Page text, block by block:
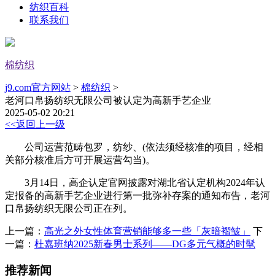
纺织百科
联系我们
棉纺织
j9.com官方网站 > 棉纺织 >
老河口帛扬纺织无限公司被认定为高新手艺企业
2025-05-02 20:21
<<返回上一级
公司运营范畴包罗，纺纱、(依法须经核准的项目，经相
关部分核准后方可开展运营勾当)。
3月14日，高企认定官网披露对湖北省认定机构2024年认
定报备的高新手艺企业进行第一批弥补存案的通知布告，老河
口帛扬纺织无限公司正在列。
上一篇： 高光之外女性体育营销能够多一些「灰暗褶皱」
下
一篇： 杜嘉班纳2025新春男士系列——DG多元气概的时髦
推荐新闻